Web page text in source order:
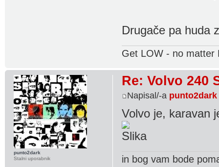
Drugače pa huda
Get LOW - no matter
Re: Volvo 240
Napisal/-a punto2dark
Volvo je, karavan
in bog vam bode
punto2dark
Stalni uporabnik